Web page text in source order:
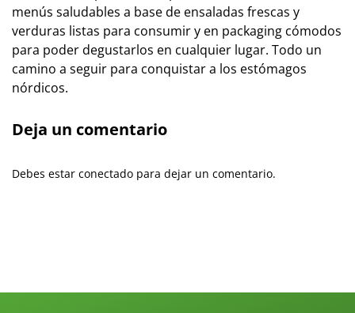
menús saludables a base de ensaladas frescas y
verduras listas para consumir y en packaging cómodos
para poder degustarlos en cualquier lugar. Todo un
camino a seguir para conquistar a los estómagos
nórdicos.
Deja un comentario
Debes estar conectado para dejar un comentario.